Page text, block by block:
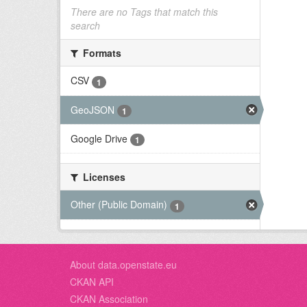
There are no Tags that match this
search
Formats
CSV
1
GeoJSON 1
Google Drive 1
Licenses
Other (Public Domain)
1
About data.openstate.eu
CKAN API
CKAN Association